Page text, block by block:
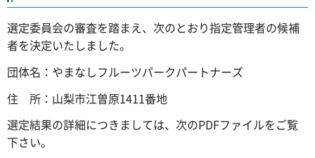
選定委員会の審査を踏まえ、次のとおり指定管理者の候補
者を決定いたしました。
団体名：やまなしフルーツパークパートナーズ
住 所：山梨市江曽原1411番地
選定結果の詳細につきましては、次のPDFファイルをご覧
下さい。